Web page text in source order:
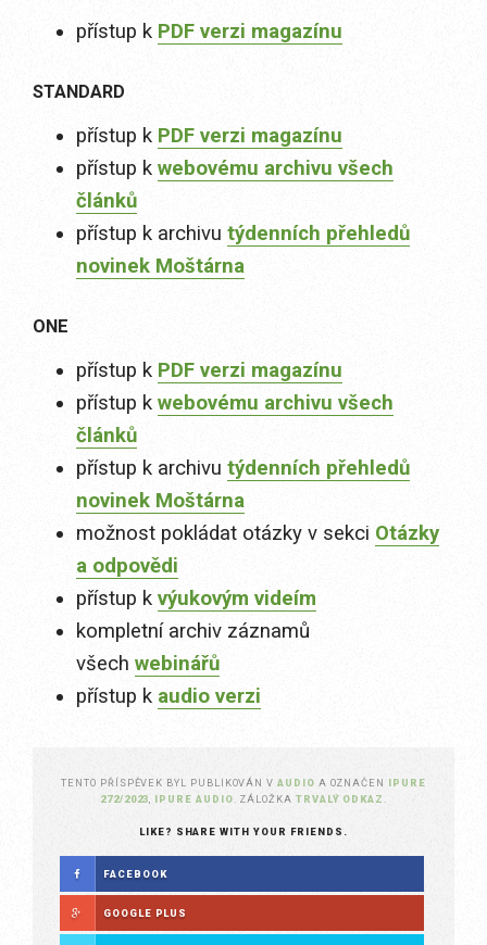
přístup k PDF verzi magazínu
STANDARD
přístup k PDF verzi magazínu
přístup k webovému archivu všech
článků
přístup k archivu týdenních přehledů
novinek Moštárna
ONE
přístup k PDF verzi magazínu
přístup k webovému archivu všech
článků
přístup k archivu týdenních přehledů
novinek Moštárna
možnost pokládat otázky v sekci Otázky
a odpovědi
přístup k výukovým videím
kompletní archiv záznamů
všech webinářů
přístup k audio verzi
TENTO PŘÍSPĚVEK BYL PUBLIKOVÁN VAUDIO A OZNAČEN IPURE
272/2023
IPURE AUDIO . ZÁLOŽKA TRVALÝ ODKAZ
LIKE? SHARE WITH YOUR FRIENDS.
FACEBOOK
GOOGLE PLUS